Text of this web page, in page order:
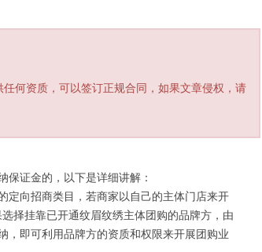
何资质，可以签订正规合同，如果文章侵权，请
证金的，以下是详细讲解：
定向招商类目，若商家以自己的主体门店来开
择挂靠已开通纹眉纹绣主体团购的品牌方，由
，即可利用品牌方的资质和权限来开展团购业